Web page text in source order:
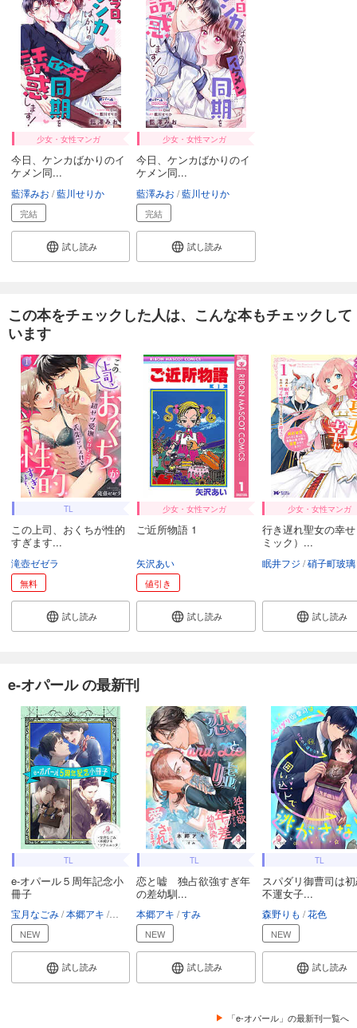
少女・女性マンガ
今日、ケンカばかりのイ
ケメン同...
藍澤みお 藍川せりか
完結
試し読み
少女・女性マンガ
今日、ケンカばかりのイ
ケメン同...
藍澤みお 藍川せりか
完結
試し読み
この本をチェックした人は、こんな本もチェックして
います
TL
この上司、おくちが性的
すぎます...
滝壺ゼゼラ
無料
試し読み
少女・女性マンガ
ご近所物語 1
矢沢あい
値引き
試し読み
少女・女性マンガ
行き遅れ聖女の幸
ミック）...
眠井フジ 硝子町玻璃
試し読み
e-オパール の最新刊
TL
e-オパール５周年記念小
冊子
宝月なごみ 本郷アキ シヲニエッタ 花色
NEW
試し読み
TL
恋と嘘 独占欲強すぎ年
の差幼馴...
本郷アキ すみ
NEW
試し読み
TL
スパダリ御曹司は
不運女子...
森野りも 花色
NEW
試し読み
「e-オパール」の最新刊一覧へ